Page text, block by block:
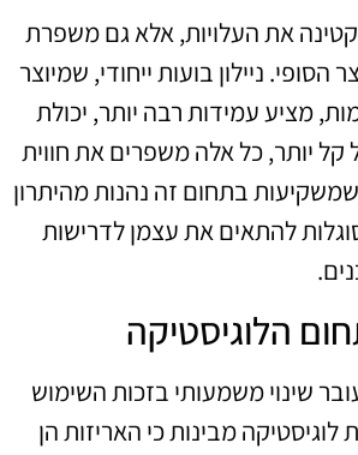
את העלויות, אלא גם משפרת
ניילון בועות ייחודי, שמיוצר
מציע עמידות רבה יותר, יכולת
קל יותר, כל אלה משפרים את חווית
בתחום זה נהנות מהיתרון
להתאים את עצמן לדרישות
הלוגיסטיקה
שינוי משמעותי בזכות השימוש
לוגיסטיקה מבינות כי האריזות הן